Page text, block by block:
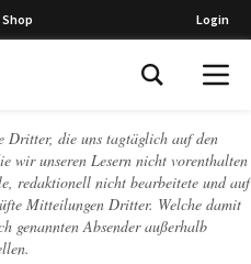
Shop Login
Dritter, die uns tagtäglich auf den
wir unseren Lesern nicht vorenthalten
redaktionell nicht bearbeitete und auf
Mitteilungen Dritter. Welche damit
genannten Absender außerhalb